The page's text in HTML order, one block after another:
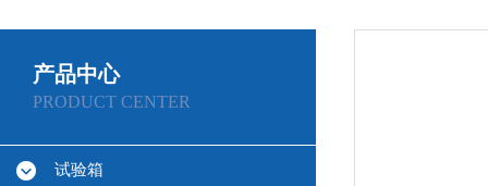
产品中心
PRODUCT CENTER
试验箱